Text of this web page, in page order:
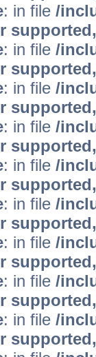
: in file /
: in file /
: in file /
: in file /
: in file /
: in file /
: in file /
: in file /
: in file /